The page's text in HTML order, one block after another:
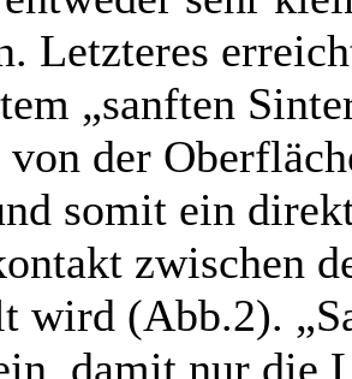
Letzteres
„sanften
der
somit ein
zwischen
wird (Abb.2).
damit nur die